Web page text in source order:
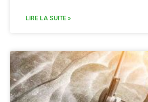
LIRE LA SUITE »